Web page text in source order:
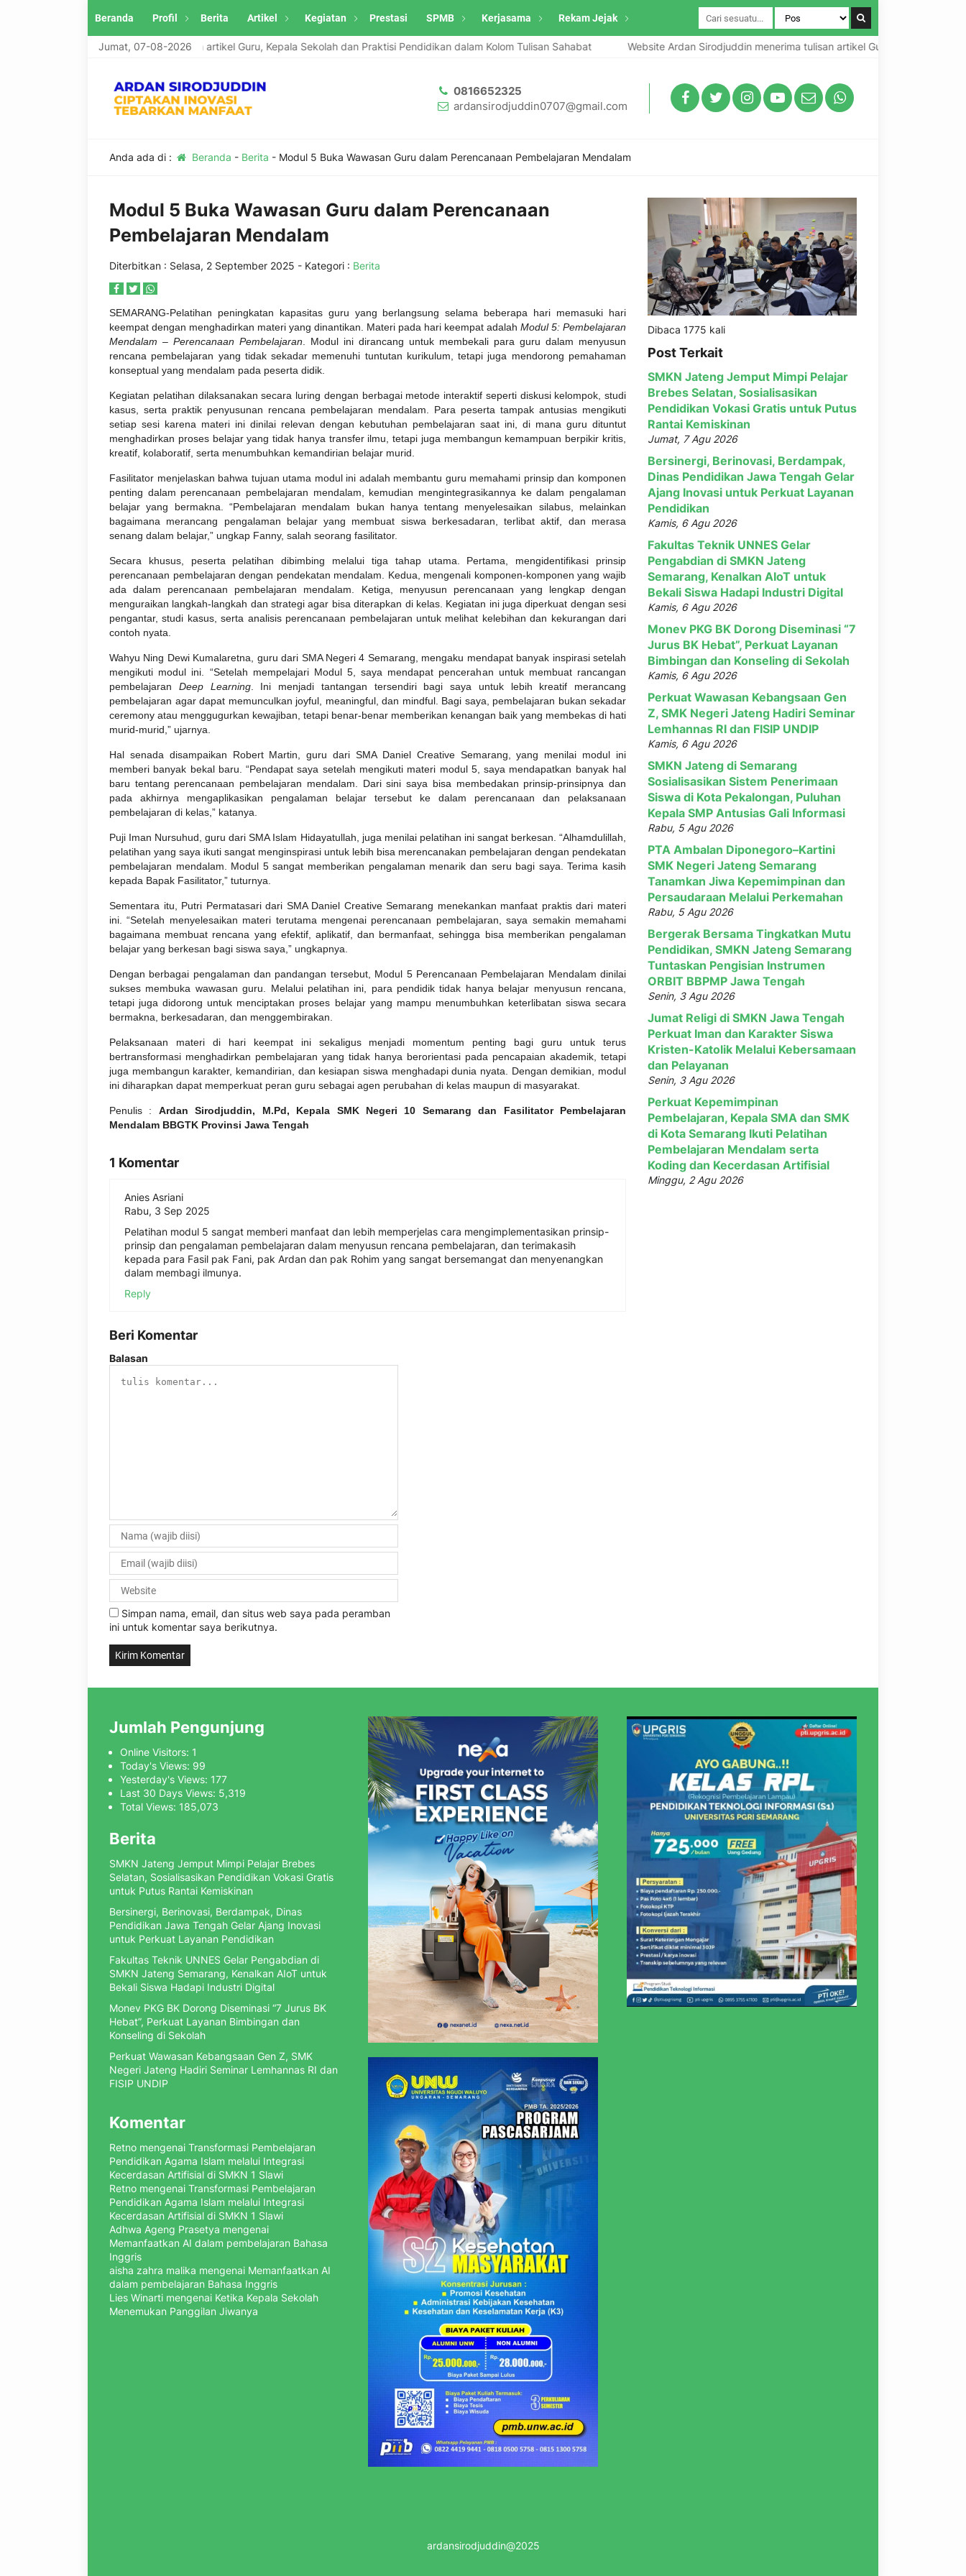
Beranda Profil Berita Artikel Kegiatan Prestasi SPMB Kerjasama Rekam Jejak
Jumat, 07-08-2026
Sirodjuddin menerima tulisan artikel Guru, Kepala Sekolah dan Praktisi Pendidikan dalam Kolom Tulisan Sahabat Website Ardan Sirodjuddin menerima tulisan artikel Guru, Kepala Sekolah dan
0816652325
ardansirodjuddin0707@gmail.com
Anda ada di : Beranda - Berita - Modul 5 Buka Wawasan Guru dalam Perencanaan Pembelajaran Mendalam
Modul 5 Buka Wawasan Guru dalam Perencanaan
Pembelajaran Mendalam
Diterbitkan : Selasa, 2 September 2025 - Kategori : Berita
SEMARANG-Pelatihan peningkatan kapasitas guru yang berlangsung selama beberapa hari memasuki hari
keempat dengan menghadirkan materi yang dinantikan. Materi pada hari keempat adalah Modul 5: Pembelajaran
Mendalam – Perencanaan Pembelajaran . Modul ini dirancang untuk membekali para guru dalam menyusun
rencana pembelajaran yang tidak sekadar memenuhi tuntutan kurikulum, tetapi juga mendorong pemahaman
konseptual yang mendalam pada peserta didik.
Kegiatan pelatihan dilaksanakan secara luring dengan berbagai metode interaktif seperti diskusi kelompok, studi
kasus, serta praktik penyusunan rencana pembelajaran mendalam. Para peserta tampak antusias mengikuti
setiap sesi karena materi ini dinilai relevan dengan kebutuhan pembelajaran saat ini, di mana guru dituntut
menghadirkan proses belajar yang tidak hanya transfer ilmu, tetapi juga membangun kemampuan berpikir kritis,
kreatif, kolaboratif, serta menumbuhkan kemandirian belajar murid.
Fasilitator menjelaskan bahwa tujuan utama modul ini adalah membantu guru memahami prinsip dan komponen
penting dalam perencanaan pembelajaran mendalam, kemudian mengintegrasikannya ke dalam pengalaman
belajar yang bermakna. “Pembelajaran mendalam bukan hanya tentang menyelesaikan silabus, melainkan
bagaimana merancang pengalaman belajar yang membuat siswa berkesadaran, terlibat aktif, dan merasa
senang dalam belajar,” ungkap Fanny, salah seorang fasilitator.
Secara khusus, peserta pelatihan dibimbing melalui tiga tahap utama. Pertama, mengidentifikasi prinsip
perencanaan pembelajaran dengan pendekatan mendalam. Kedua, mengenali komponen-komponen yang wajib
ada dalam perencanaan pembelajaran mendalam. Ketiga, menyusun perencanaan yang lengkap dengan
menguraikan langkah-langkah dan strategi agar bisa diterapkan di kelas. Kegiatan ini juga diperkuat dengan sesi
pengantar, studi kasus, serta analisis perencanaan pembelajaran untuk melihat kelebihan dan kekurangan dari
contoh nyata.
Wahyu Ning Dewi Kumalaretna, guru dari SMA Negeri 4 Semarang, mengaku mendapat banyak inspirasi setelah
mengikuti modul ini. “Setelah mempelajari Modul 5, saya mendapat pencerahan untuk membuat rancangan
pembelajaran Deep Learning. Ini menjadi tantangan tersendiri bagi saya untuk lebih kreatif merancang
pembelajaran agar dapat memunculkan joyful, meaningful, dan mindful. Bagi saya, pembelajaran bukan sekadar
ceremony atau menggugurkan kewajiban, tetapi benar-benar memberikan kenangan baik yang membekas di hati
murid-murid,” ujarnya.
Hal senada disampaikan Robert Martin, guru dari SMA Daniel Creative Semarang, yang menilai modul ini
memberi banyak bekal baru. “Pendapat saya setelah mengikuti materi modul 5, saya mendapatkan banyak hal
baru tentang perencanaan pembelajaran mendalam. Dari sini saya bisa membedakan prinsip-prinsipnya dan
pada akhirnya mengaplikasikan pengalaman belajar tersebut ke dalam perencanaan dan pelaksanaan
pembelajaran di kelas,” katanya.
Puji Iman Nursuhud, guru dari SMA Islam Hidayatullah, juga menilai pelatihan ini sangat berkesan. “Alhamdulillah,
pelatihan yang saya ikuti sangat menginspirasi untuk lebih bisa merencanakan pembelajaran dengan pendekatan
pembelajaran mendalam. Modul 5 sangat memberikan pengalaman menarik dan seru bagi saya. Terima kasih
kepada Bapak Fasilitator,” tuturnya.
Sementara itu, Putri Permatasari dari SMA Daniel Creative Semarang menekankan manfaat praktis dari materi
ini. “Setelah menyelesaikan materi terutama mengenai perencanaan pembelajaran, saya semakin memahami
bagaimana membuat rencana yang efektif, aplikatif, dan bermanfaat, sehingga bisa memberikan pengalaman
belajar yang berkesan bagi siswa saya,” ungkapnya.
Dengan berbagai pengalaman dan pandangan tersebut, Modul 5 Perencanaan Pembelajaran Mendalam dinilai
sukses membuka wawasan guru. Melalui pelatihan ini, para pendidik tidak hanya belajar menyusun rencana,
tetapi juga didorong untuk menciptakan proses belajar yang mampu menumbuhkan keterlibatan siswa secara
bermakna, berkesadaran, dan menggembirakan.
Pelaksanaan materi di hari keempat ini sekaligus menjadi momentum penting bagi guru untuk terus
bertransformasi menghadirkan pembelajaran yang tidak hanya berorientasi pada pencapaian akademik, tetapi
juga membangun karakter, kemandirian, dan kesiapan siswa menghadapi dunia nyata. Dengan demikian, modul
ini diharapkan dapat memperkuat peran guru sebagai agen perubahan di kelas maupun di masyarakat.
Penulis : Ardan Sirodjuddin, M.Pd, Kepala SMK Negeri 10 Semarang dan Fasilitator Pembelajaran
Mendalam BBGTK Provinsi Jawa Tengah
1 Komentar
Anies Asriani
Rabu, 3 Sep 2025
Pelatihan modul 5 sangat memberi manfaat dan lebih memperjelas cara mengimplementasikan prinsip-
prinsip dan pengalaman pembelajaran dalam menyusun rencana pembelajaran, dan terimakasih
kepada para Fasil pak Fani, pak Ardan dan pak Rohim yang sangat bersemangat dan menyenangkan
dalam membagi ilmunya.
Reply
Beri Komentar
Balasan
Simpan nama, email, dan situs web saya pada peramban
ini untuk komentar saya berikutnya.
Dibaca 1775 kali
Post Terkait
SMKN Jateng Jemput Mimpi Pelajar
Brebes Selatan, Sosialisasikan
Pendidikan Vokasi Gratis untuk Putus
Rantai Kemiskinan
Jumat, 7 Agu 2026
Bersinergi, Berinovasi, Berdampak,
Dinas Pendidikan Jawa Tengah Gelar
Ajang Inovasi untuk Perkuat Layanan
Pendidikan
Kamis, 6 Agu 2026
Fakultas Teknik UNNES Gelar
Pengabdian di SMKN Jateng
Semarang, Kenalkan AIoT untuk
Bekali Siswa Hadapi Industri Digital
Kamis, 6 Agu 2026
Monev PKG BK Dorong Diseminasi “7
Jurus BK Hebat”, Perkuat Layanan
Bimbingan dan Konseling di Sekolah
Kamis, 6 Agu 2026
Perkuat Wawasan Kebangsaan Gen
Z, SMK Negeri Jateng Hadiri Seminar
Lemhannas RI dan FISIP UNDIP
Kamis, 6 Agu 2026
SMKN Jateng di Semarang
Sosialisasikan Sistem Penerimaan
Siswa di Kota Pekalongan, Puluhan
Kepala SMP Antusias Gali Informasi
Rabu, 5 Agu 2026
PTA Ambalan Diponegoro–Kartini
SMK Negeri Jateng Semarang
Tanamkan Jiwa Kepemimpinan dan
Persaudaraan Melalui Perkemahan
Rabu, 5 Agu 2026
Bergerak Bersama Tingkatkan Mutu
Pendidikan, SMKN Jateng Semarang
Tuntaskan Pengisian Instrumen
ORBIT BBPMP Jawa Tengah
Senin, 3 Agu 2026
Jumat Religi di SMKN Jawa Tengah
Perkuat Iman dan Karakter Siswa
Kristen-Katolik Melalui Kebersamaan
dan Pelayanan
Senin, 3 Agu 2026
Perkuat Kepemimpinan
Pembelajaran, Kepala SMA dan SMK
di Kota Semarang Ikuti Pelatihan
Pembelajaran Mendalam serta
Koding dan Kecerdasan Artifisial
Minggu, 2 Agu 2026
Jumlah Pengunjung
Online Visitors: 1
Today's Views: 99
Yesterday's Views: 177
Last 30 Days Views: 5,319
Total Views: 185,073
Berita
SMKN Jateng Jemput Mimpi Pelajar Brebes
Selatan, Sosialisasikan Pendidikan Vokasi Gratis
untuk Putus Rantai Kemiskinan
Bersinergi, Berinovasi, Berdampak, Dinas
Pendidikan Jawa Tengah Gelar Ajang Inovasi
untuk Perkuat Layanan Pendidikan
Fakultas Teknik UNNES Gelar Pengabdian di
SMKN Jateng Semarang, Kenalkan AIoT untuk
Bekali Siswa Hadapi Industri Digital
Monev PKG BK Dorong Diseminasi “7 Jurus BK
Hebat”, Perkuat Layanan Bimbingan dan
Konseling di Sekolah
Perkuat Wawasan Kebangsaan Gen Z, SMK
Negeri Jateng Hadiri Seminar Lemhannas RI dan
FISIP UNDIP
Komentar
Retno mengenai Transformasi Pembelajaran
Pendidikan Agama Islam melalui Integrasi
Kecerdasan Artifisial di SMKN 1 Slawi
Retno mengenai Transformasi Pembelajaran
Pendidikan Agama Islam melalui Integrasi
Kecerdasan Artifisial di SMKN 1 Slawi
Adhwa Ageng Prasetya mengenai
Memanfaatkan AI dalam pembelajaran Bahasa
Inggris
aisha zahra malika mengenai Memanfaatkan AI
dalam pembelajaran Bahasa Inggris
Lies Winarti mengenai Ketika Kepala Sekolah
Menemukan Panggilan Jiwanya
ardansirodjuddin@2025